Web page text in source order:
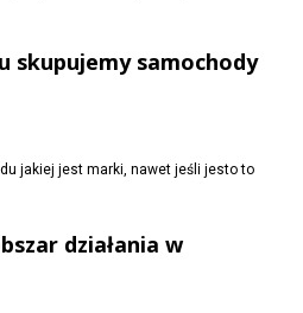
skupujemy samochody
jakiej jest marki, nawet jeśli jesto to
działania w